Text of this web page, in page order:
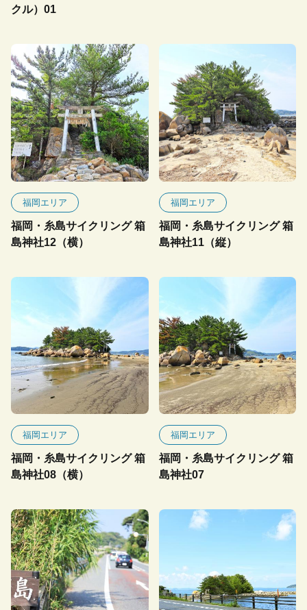
クル）01
福岡エリア
福岡・糸島サイクリング 箱
島神社12（横）
福岡エリア
福岡・糸島サイクリング 箱
島神社11（縦）
福岡エリア
福岡・糸島サイクリング 箱
島神社08（横）
福岡エリア
福岡・糸島サイクリング 箱
島神社07